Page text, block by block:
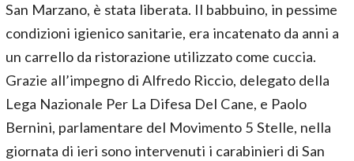
San Marzano, è stata liberata. Il babbuino, in pessime
condizioni igienico sanitarie, era incatenato da anni a
un carrello da ristorazione utilizzato come cuccia.
Grazie all’impegno di Alfredo Riccio, delegato della
Lega Nazionale Per La Difesa Del Cane, e Paolo
Bernini, parlamentare del Movimento 5 Stelle, nella
giornata di ieri sono intervenuti i carabinieri di San